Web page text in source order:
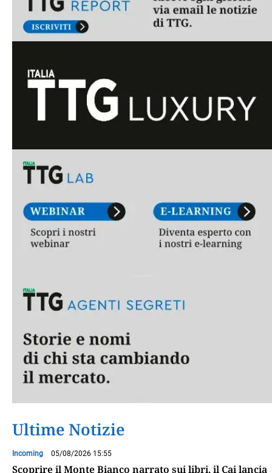
Ultime Notizie
Incoming 05/08/2026 15:55
Scoprire il Monte Bianco narrato sui libri, il Cai lancia